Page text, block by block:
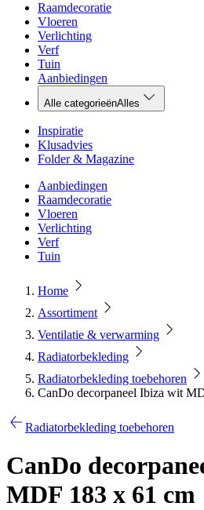
Raamdecoratie
Vloeren
Verlichting
Verf
Tuin
Aanbiedingen
Alle categorieënAlles
Inspiratie
Klusadvies
Folder & Magazine
Aanbiedingen
Raamdecoratie
Vloeren
Verlichting
Verf
Tuin
Home
Assortiment
Ventilatie & verwarming
Radiatorbekleding
Radiatorbekleding toebehoren
CanDo decorpaneel Ibiza wit
Radiatorbekleding toebehoren
CanDo
MDF 183 x 61 cm